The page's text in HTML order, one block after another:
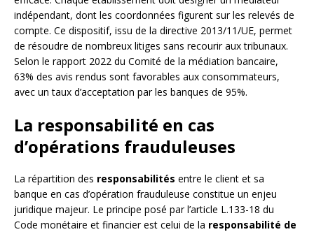
indépendant, dont les coordonnées figurent sur les relevés de
compte. Ce dispositif, issu de la directive 2013/11/UE, permet
de résoudre de nombreux litiges sans recourir aux tribunaux.
Selon le rapport 2022 du Comité de la médiation bancaire,
63% des avis rendus sont favorables aux consommateurs,
avec un taux d’acceptation par les banques de 95%.
La responsabilité en cas
d’opérations frauduleuses
La répartition des responsabilités entre le client et sa
banque en cas d’opération frauduleuse constitue un enjeu
juridique majeur. Le principe posé par l’article L.133-18 du
Code monétaire et financier est celui de la responsabilité de